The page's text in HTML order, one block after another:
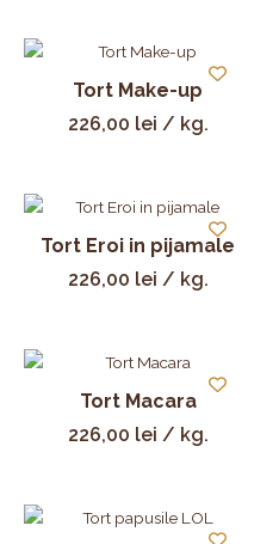
Tort Make-up
226,00 lei / kg.
Tort Eroi in pijamale
226,00 lei / kg.
Tort Macara
226,00 lei / kg.